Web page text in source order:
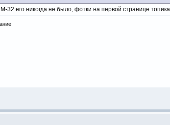
32 его никогда не было, фотки на первой странице топика.